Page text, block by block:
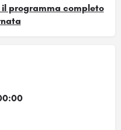
programma completo